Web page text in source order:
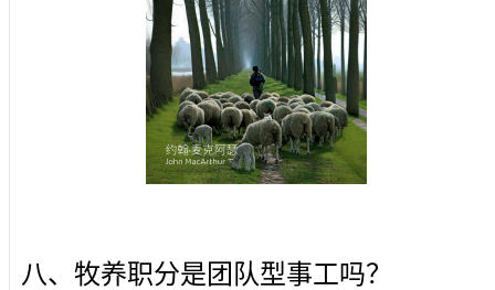
八、牧养职分是团队型事工吗？